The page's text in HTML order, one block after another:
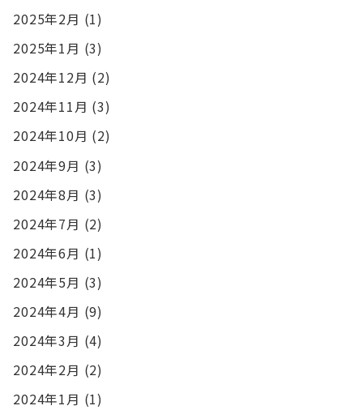
2025年2月 (1)
2025年1月 (3)
2024年12月 (2)
2024年11月 (3)
2024年10月 (2)
2024年9月 (3)
2024年8月 (3)
2024年7月 (2)
2024年6月 (1)
2024年5月 (3)
2024年4月 (9)
2024年3月 (4)
2024年2月 (2)
2024年1月 (1)